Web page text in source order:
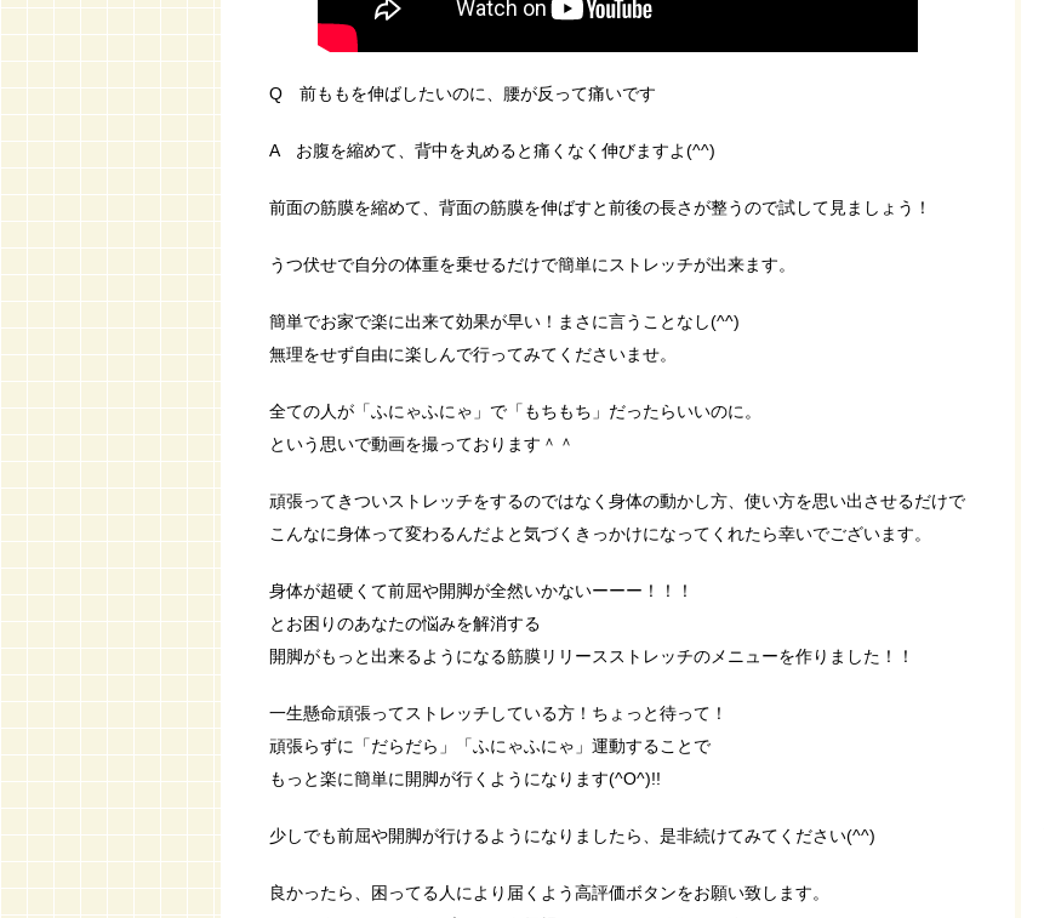
Q 前ももを伸ばしたいのに、腰が反って痛いです
A お腹を縮めて、背中を丸めると痛くなく伸びますよ(^^)
前面の筋膜を縮めて、背面の筋膜を伸ばすと前後の長さが整うので試して見ましょう！
うつ伏せで自分の体重を乗せるだけで簡単にストレッチが出来ます。
簡単でお家で楽に出来て効果が早い！まさに言うことなし(^^)
無理をせず自由に楽しんで行ってみてくださいませ。
全ての人が「ふにゃふにゃ」で「もちもち」だったらいいのに。
という思いで動画を撮っております＾＾
頑張ってきついストレッチをするのではなく身体の動かし方、使い方を思い出させるだけで
こんなに身体って変わるんだよと気づくきっかけになってくれたら幸いでございます。
身体が超硬くて前屈や開脚が全然いかないーーー！！！
とお困りのあなたの悩みを解消する
開脚がもっと出来るようになる筋膜リリースストレッチのメニューを作りました！！
一生懸命頑張ってストレッチしている方！ちょっと待って！
頑張らずに「だらだら」「ふにゃふにゃ」運動することで
もっと楽に簡単に開脚が行くようになります(^O^)!!
少しでも前屈や開脚が行けるようになりましたら、是非続けてみてください(^^)
良かったら、困ってる人により届くよう高評価ボタンをお願い致します。